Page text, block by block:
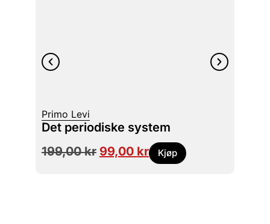
Primo Levi
Det periodiske system
199,00kr 99,00 kr Kjøp